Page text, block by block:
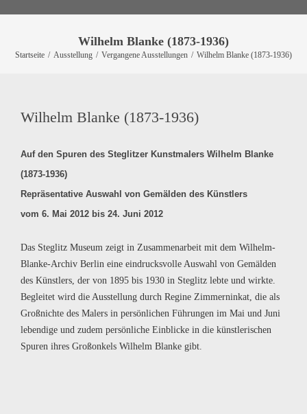
Wilhelm Blanke (1873-1936)
Startseite / Ausstellung / Vergangene Ausstellungen / Wilhelm Blanke (1873-1936)
Wilhelm Blanke (1873-1936)
Auf den Spuren des Steglitzer Kunstmalers Wilhelm Blanke
(1873-1936)
Repräsentative Auswahl von Gemälden des Künstlers
vom 6. Mai 2012 bis 24. Juni 2012
Das Steglitz Museum zeigt in Zusammenarbeit mit dem Wilhelm-
Blanke-Archiv Berlin eine eindrucksvolle Auswahl von Gemälden
des Künstlers, der von 1895 bis 1930 in Steglitz lebte und wirkte.
Begleitet wird die Ausstellung durch Regine Zimmerninkat, die als
Großnichte des Malers in persönlichen Führungen im Mai und Juni
lebendige und zudem persönliche Einblicke in die künstlerischen
Spuren ihres Großonkels Wilhelm Blanke gibt.